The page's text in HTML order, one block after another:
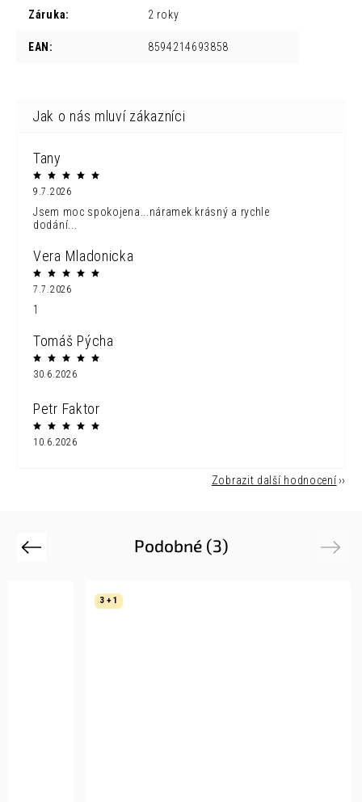
Záruka: 2 roky
EAN : 8594214693858
Tany
9.7.2026
Jsem moc spokojena...náramek krásný a rychle
dodání...
Vera Mladonicka
7.7.2026
1
Tomáš Pýcha
30.6.2026
Petr Faktor
10.6.2026
Zobrazit další hodnocení
Podobné (3)
Previous
3 + 1
Next